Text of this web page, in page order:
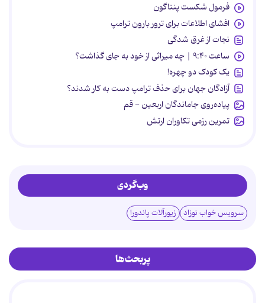
فرمول شکست پنتاگون
افشای اطلاعات برای ترور بارون ترامپ
نجات از غرق شدگی
ساعت ۹:۴۰ | چه میراثی از خود به جای گذاشت؟
یک کودک دو چهره!
آزادگان جهان برای حذف ترامپ دست به کار شدند؟
پیاده‌روی جاماندگان اربعین - قم
تمرین رزمی تکاوران ارتش
وب‌گردی
سرویس خواب نوزاد زیورآلات پاندورا
پربحث‌ها